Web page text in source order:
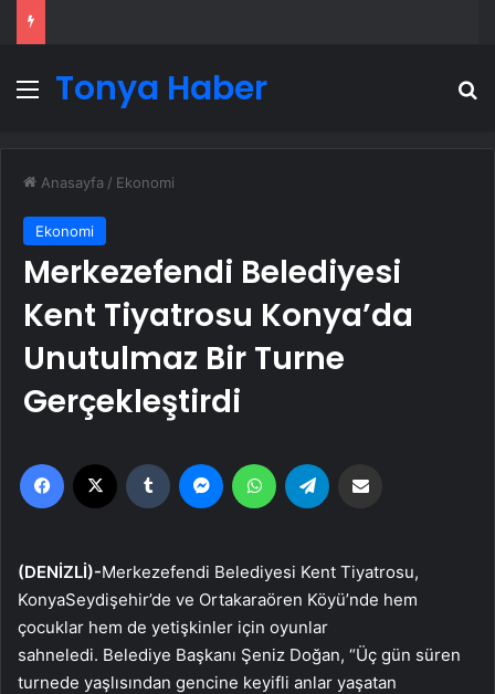
Menü
Tonya Haber
Anasayfa / Ekonomi
Ekonomi
Merkezefendi Belediyesi
Kent Tiyatrosu Konya’da
Unutulmaz Bir Turne
Gerçekleştirdi
Facebook Tumblr MessengerWhatsApp
(DENİZLİ)-Merkezefendi Belediyesi Kent Tiyatrosu,
KonyaSeydişehir’de ve Ortakaraören Köyü’nde hem
çocuklar hem de yetişkinler için oyunlar
sahneledi. Belediye Başkanı Şeniz Doğan, “Üç gün süren
turnede yaşlısından gencine keyifli anlar yaşatan